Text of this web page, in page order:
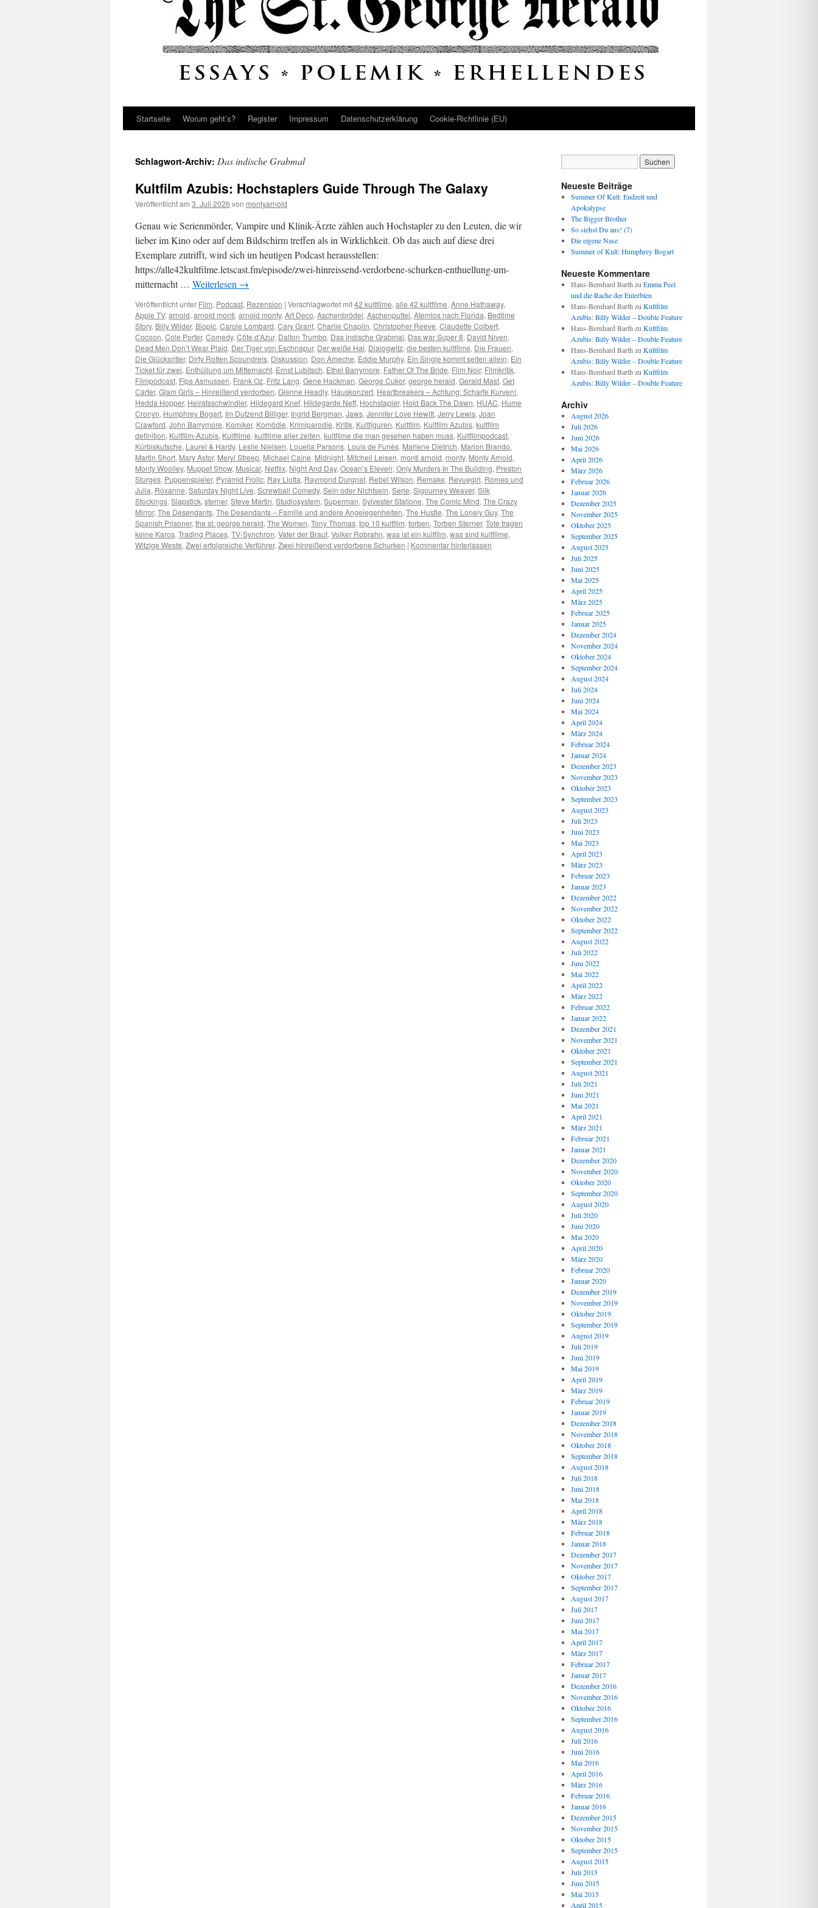
Startseite Worum geht’s? Register Impressum Datenschutz­erklärung Cookie-Richtlinie (EU)
Schlagwort-Archiv: Das indische Grabmal
Kultfilm Azubis: Hochstaplers Guide Through The Galaxy
Veröffentlicht am 3. Juli 2026 von montyarnold
Genau wie Serienmörder, Vampire und Klinik-Ärzte zählen auch Hochstapler zu den Leuten, die wir
lieber im Kino oder auf dem Bildschirm treffen als in Wirklichkeit. Ob das auch auf diese drei
Exemplare zutrifft, wird sich im heutigen Podcast herausstellen:
https://alle42kultfilme.letscast.fm/episode/zwei-hinreissend-verdorbene-schurken-enthuellung-um-
mitternacht … Weiterlesen →
Veröffentlicht unter Film, Podcast, Rezension | Verschlagwortet mit42 kultfilme, alle 42 kultfilme, Anne Hathaway,
Apple TV, arnold, arnold monti, arnold monty, Art Deco, Aschenbrödel, Aschenputtel, Atemlos nach Florida, Bedtime
Story, Billy Wilder, Biopic, Carole Lombard, Cary Grant, Charlie Chaplin, Christopher Reeve, Claudette Colbert,
Cocoon, Cole Porter, Comedy, Côte d’Azur, Dalton Trumbo, Das indische Grabmal, Das war Super 8, David Niven,
Dead Men Don’t Wear Plaid, Der Tiger von Eschnapur, Der weiße Hai, Dialogwitz, die besten kultfilme, Die Frauen,
Die Glücksritter, Dirty Rotten Scoundrels, Diskussion, Don Ameche, Eddie Murphy, Ein Single kommt selten allein, Ein
Ticket für zwei, Enthüllung um Mitternacht, Ernst Lubitsch, Ethel Barrymore, Father Of The Bride, Film Noir, Filmkritik,
Filmpodcast, Fips Asmussen, Frank Oz, Fritz Lang, Gene Hackman, George Cukor, george herald, Gerald Mast, Get
Carter, Glam Girls – Hinreißend verdorben, Glenne Headly, Hauskonzert, Heartbreakers – Achtung: Scharfe Kurven!,
Hedda Hopper, Heiratsschwindler, Hildegard Knef, Hildegarde Neff, Hochstapler, Hold Back The Dawn, HUAC, Hume
Cronyn, Humphrey Bogart, Im Dutzend Billiger, Ingrid Bergman, Jaws, Jennifer Love Hewitt, Jerry Lewis, Joan
Crawford, John Barrymore, Komiker, Komödie, Krimiparodie, Kritik, Kultfiguren, Kultfilm, Kultfilm Azubis, kultfilm
definition, Kultfilm-Azubis, Kultfilme, kultfilme aller zeiten, kultfilme die man gesehen haben muss, Kultfilmpodcast,
Kürbiskutsche, Laurel & Hardy, Leslie Nielsen, Louella Parsons, Louis de Funès, Marlene Dietrich, Marlon Brando,
Martin Short, Mary Astor, Meryl Streep, Michael Caine, Midnight, Mitchell Leisen, monti arnold, monty, Monty Arnold,
Monty Woolley, Muppet Show, Musical, Netflix, Night And Day, Ocean’s Eleven, Only Murders In The Building, Preston
Sturges, Puppenspieler, Pyramid Frolic, Ray Liotta, Raymond Durgnat, Rebel Wilson, Remake, Revuegirl, Romeo und
Julia, Roxanne, Saturday Night Live, Screwball Comedy, Sein oder Nichtsein, Serie, Sigourney Weaver, Silk
Stockings, Slapstick, sterner, Steve Martin, Studiosystem, Superman, Sylvester Stallone, The Comic Mind, The Crazy
Mirror, The Desendants, The Desendants – Familie und andere Angelegenheiten, The Hustle, The Lonely Guy, The
Spanish Prisoner, the st. george herald, The Women, Tony Thomas, top 10 kultfilm, torben, Torben Sterner, Tote tragen
keine Karos, Trading Places, TV-Synchron, Vater der Braut, Volker Robrahn, was ist ein kultfilm, was sind kultfilme,
Witzige Weste, Zwei erfolgreiche Verführer, Zwei hinreißend verdorbene Schurken | Kommentar hinterlassen
Neueste Beiträge
Summer Of Kult: Endzeit und
Apokalypse
The Bigger Brother
So siehst Du aus! (7)
Die eigene Nase
Summer of Kult: Humphrey Bogart
Neueste Kommentare
Hans-Bernhard Barth zu Emma Peel
und die Rache der Enterbten
Hans-Bernhard Barth zu Kultfilm
Azubis: Billy Wilder – Double Feature
Hans-Bernhard Barth zu Kultfilm
Azubis: Billy Wilder – Double Feature
Hans-Bernhard Barth zu Kultfilm
Azubis: Billy Wilder – Double Feature
Hans-Bernhard Barth zu Kultfilm
Azubis: Billy Wilder – Double Feature
Archiv
August 2026
Juli 2026
Juni 2026
Mai 2026
April 2026
März 2026
Februar 2026
Januar 2026
Dezember 2025
November 2025
Oktober 2025
September 2025
August 2025
Juli 2025
Juni 2025
Mai 2025
April 2025
März 2025
Februar 2025
Januar 2025
Dezember 2024
November 2024
Oktober 2024
September 2024
August 2024
Juli 2024
Juni 2024
Mai 2024
April 2024
März 2024
Februar 2024
Januar 2024
Dezember 2023
November 2023
Oktober 2023
September 2023
August 2023
Juli 2023
Juni 2023
Mai 2023
April 2023
März 2023
Februar 2023
Januar 2023
Dezember 2022
November 2022
Oktober 2022
September 2022
August 2022
Juli 2022
Juni 2022
Mai 2022
April 2022
März 2022
Februar 2022
Januar 2022
Dezember 2021
November 2021
Oktober 2021
September 2021
August 2021
Juli 2021
Juni 2021
Mai 2021
April 2021
März 2021
Februar 2021
Januar 2021
Dezember 2020
November 2020
Oktober 2020
September 2020
August 2020
Juli 2020
Juni 2020
Mai 2020
April 2020
März 2020
Februar 2020
Januar 2020
Dezember 2019
November 2019
Oktober 2019
September 2019
August 2019
Juli 2019
Juni 2019
Mai 2019
April 2019
März 2019
Februar 2019
Januar 2019
Dezember 2018
November 2018
Oktober 2018
September 2018
August 2018
Juli 2018
Juni 2018
Mai 2018
April 2018
März 2018
Februar 2018
Januar 2018
Dezember 2017
November 2017
Oktober 2017
September 2017
August 2017
Juli 2017
Juni 2017
Mai 2017
April 2017
März 2017
Februar 2017
Januar 2017
Dezember 2016
November 2016
Oktober 2016
September 2016
August 2016
Juli 2016
Juni 2016
Mai 2016
April 2016
März 2016
Februar 2016
Januar 2016
Dezember 2015
November 2015
Oktober 2015
September 2015
August 2015
Juli 2015
Juni 2015
Mai 2015
April 2015